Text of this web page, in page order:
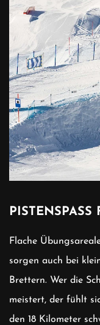
PISTENSPASS
Flache
sorgen auch bei
Brettern. Wer die
meistert, der fühlt
den 18 Kilometer